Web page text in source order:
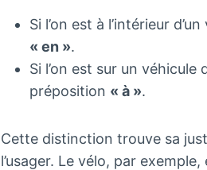
Si l’on est à l’intérieur
« en ».
Si l’on est sur un
préposition « à ».
Cette distinction trouve sa
l’usager. Le vélo, par